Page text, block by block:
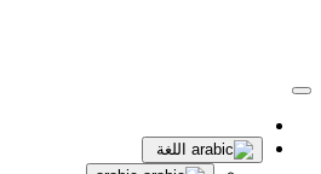
اللغة